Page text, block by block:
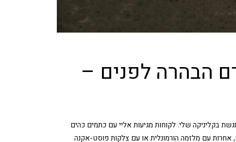
הבהרה לפנים –
בקליניקה שלי. לקוחות מגיעות אליי עם כתמים כהים
עם מלזמה הורמונלית או עם צלקות פוסט-אקנה